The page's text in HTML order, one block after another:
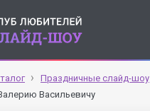
Праздничные слайд-шоу
Васильевичу